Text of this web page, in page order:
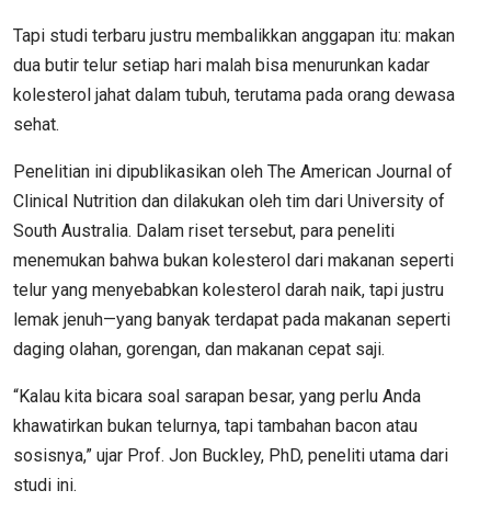
Tapi studi terbaru justru membalikkan anggapan itu: makan
dua butir telur setiap hari malah bisa menurunkan kadar
kolesterol jahat dalam tubuh, terutama pada orang dewasa
sehat.
Penelitian ini dipublikasikan oleh The American Journal of
Clinical Nutrition dan dilakukan oleh tim dari University of
South Australia. Dalam riset tersebut, para peneliti
menemukan bahwa bukan kolesterol dari makanan seperti
telur yang menyebabkan kolesterol darah naik, tapi justru
lemak jenuh—yang banyak terdapat pada makanan seperti
daging olahan, gorengan, dan makanan cepat saji.
“Kalau kita bicara soal sarapan besar, yang perlu Anda
khawatirkan bukan telurnya, tapi tambahan bacon atau
sosisnya,” ujar Prof. Jon Buckley, PhD, peneliti utama dari
studi ini.